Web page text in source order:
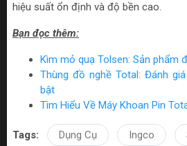
hiệu suất ổn định và độ bền cao.
Bạn đọc thêm:
Kìm mỏ quạ Tolsen: Sản phẩm
Thùng đồ nghề Total: Đánh
bật
Tìm Hiểu Về Máy Khoan Pin
Tags: Dụng Cụ Ingco